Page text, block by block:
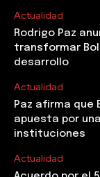
Actualidad
Rodrigo Paz
transformar
desarrollo
Actualidad
Paz afirma que
apuesta por
instituciones
Actualidad